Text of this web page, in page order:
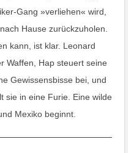
Gang »verliehen« wird,
Hause zurückzuholen.
kann, ist klar. Leonard
Waffen, Hap steuert seine
Gewissensbisse bei, und
sie in eine Furie. Eine wilde
Mexiko beginnt.